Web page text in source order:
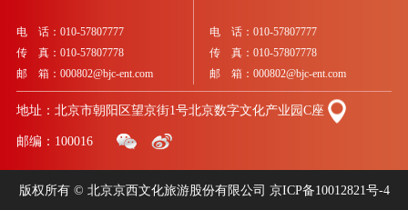
电 话：010-57807777
传 真：010-57807778
邮 箱：000802@bjc-ent.com
电 话：010-57807777
传 真：010-57807778
邮 箱：000802@bjc-ent.com
地址：北京市朝阳区望京街1号北京数字文化产业园C座
邮编：100016
版权所有 © 北京京西文化旅游股份有限公司 京ICP备10012821号-4